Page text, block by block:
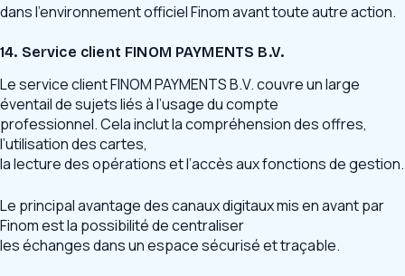
dans l’environnement officiel Finom avant toute autre action.
14. Service client FINOM PAYMENTS B.V.
Le service client FINOM PAYMENTS B.V. couvre un large
éventail de sujets liés à l’usage du compte
professionnel. Cela inclut la compréhension des offres,
l’utilisation des cartes,
la lecture des opérations et l’accès aux fonctions de gestion.
Le principal avantage des canaux digitaux mis en avant par
Finom est la possibilité de centraliser
les échanges dans un espace sécurisé et traçable.